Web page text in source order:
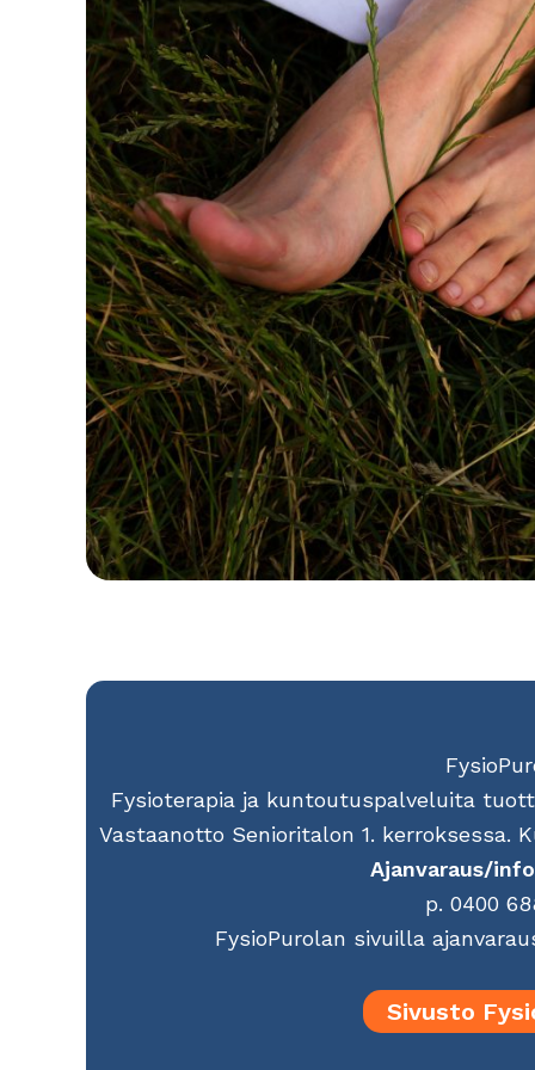
Fysioterapia ja kuntoutuspalveluita
Vastaanotto Senioritalon 1. kerroksessa.
Ajanvaraus/
p. 0400
FysioPurolan sivuilla
Sivusto